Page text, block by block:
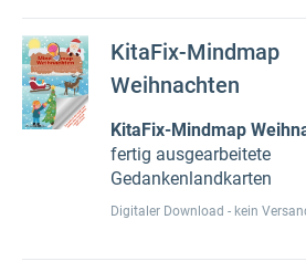
KitaFix-Mindmap
Weihnachten
KitaFix-Mindmap
fertig ausgearbeitete
Gedankenlandkarten
Digitaler Download - kein